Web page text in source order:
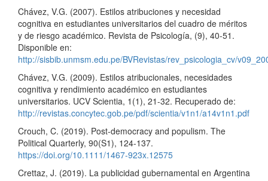
Chávez, V.G. (2007). Estilos atribuciones y necesidad
cognitiva en estudiantes universitarios del cuadro de méritos
y de riesgo académico. Revista de Psicología, (9), 40-51.
Disponible en:
http://sisbib.unmsm.edu.pe/BVRevistas/rev_psicologia_cv/
Chávez, V.G. (2009). Estilos atribucionales, necesidades
cognitiva y rendimiento académico en estudiantes
universitarios. UCV Scientia, 1(1), 21-32. Recuperado de:
http://revistas.concytec.gob.pe/pdf/scientia/v1n1/a14v1n1.pdf
Crouch, C. (2019). Post‐democracy and populism. The
Political Quarterly, 90(S1), 124-137.
https://doi.org/10.1111/1467-923x.12575
Crettaz, J. (2019). La publicidad gubernamental en Argentina